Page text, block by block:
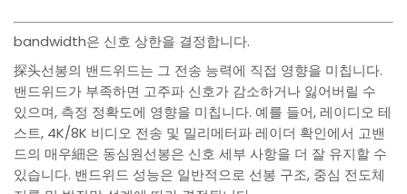
bandwidth은 신호 상한을 결정합니다.
探头선봉의 밴드위드는 그 전송 능력에 직접 영향을 미칩니다.
밴드위드가 부족하면 고주파 신호가 감소하거나 잃어버릴 수
있으며, 측정 정확도에 영향을 미칩니다. 예를 들어, 레이디오 테
스트, 4K/8K 비디오 전송 및 밀리메터파 레이더 확인에서 고밴
드의 매우細은 동심원선봉은 신호 세부 사항을 더 잘 유지할 수
있습니다. 밴드위드 성능은 일반적으로 선봉 구조, 중심 전도체